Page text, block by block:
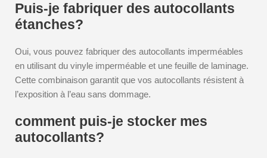
Puis-je fabriquer des autocollants
étanches?
Oui, vous pouvez fabriquer des autocollants imperméables
en utilisant du vinyle imperméable et une feuille de laminage.
Cette combinaison garantit que vos autocollants résistent à
l’exposition à l’eau sans dommage.
comment puis-je stocker mes
autocollants?